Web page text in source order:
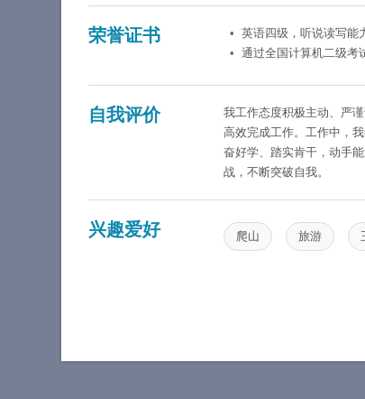
荣誉证书
英语四级，听说读写能
通过全国计算机二级考
自我评价
我工作态度积极主动、严
高效完成工作。工作中，
奋好学、踏实肯干，动手
战，不断突破自我。
兴趣爱好 爬山 旅游